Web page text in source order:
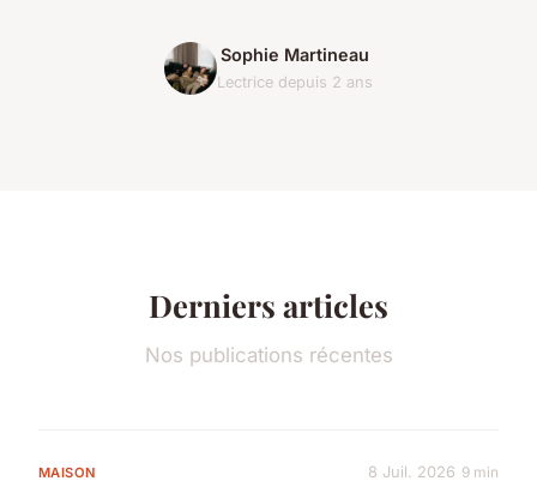
Sophie Martineau
Lectrice depuis 2 ans
Derniers articles
Nos publications récentes
MAISON 8 Juil. 2026 9 min